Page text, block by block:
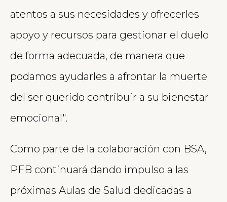
atentos a sus necesidades y ofrecerles
apoyo y recursos para gestionar el duelo
de forma adecuada, de manera que
podamos ayudarles a afrontar la muerte
del ser querido contribuir a su bienestar
emocional".
Como parte de la colaboración con BSA,
PFB continuará dando impulso a las
próximas Aulas de Salud dedicadas a